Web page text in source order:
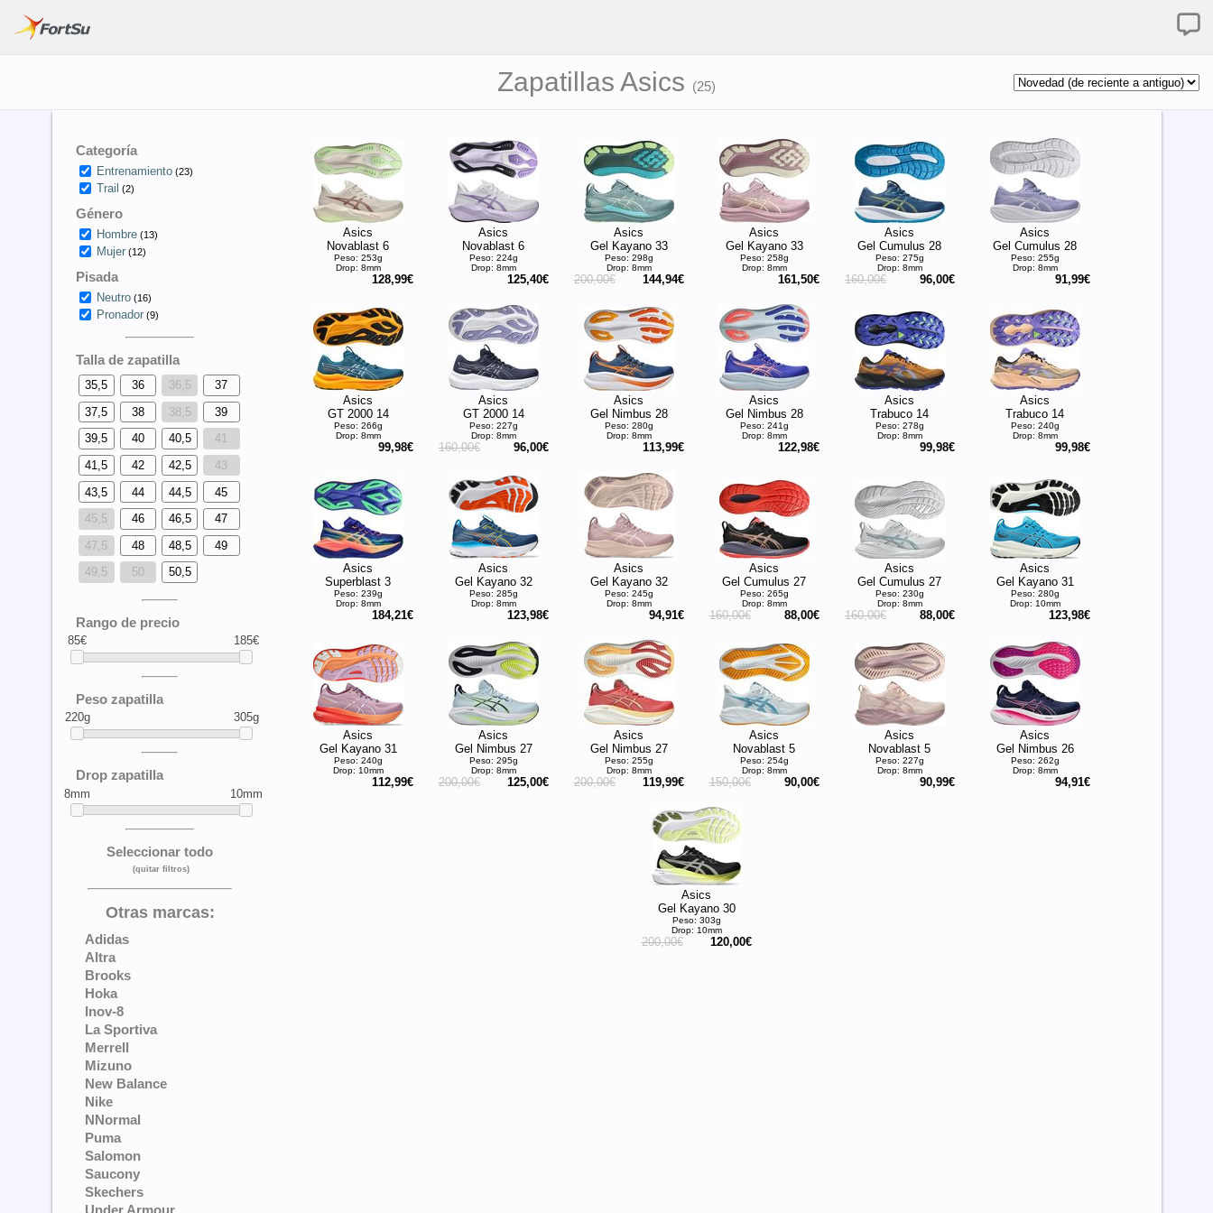
Zapatillas Asics (25)
Categoría
Entrenamiento(23)
Trail (2)
Género
Hombre(13)
Mujer(12)
Pisada
Neutro(16)
Pronador(9)
Talla de zapatilla
35,5 36 36,5
37
37,5
38 38,5
39
39,5
40 40,5
41
41,5
42 42,5
43
43,5
44 44,5
45
45,5
46 46,5
47
47,5
48 48,5
49
49,5
50 50,5
Rango de precio
85€ 185€
Peso zapatilla
220g 305g
Drop zapatilla
8mm 10mm
Seleccionar todo
(quitar filtros)
Otras marcas:
Adidas
Altra
Brooks
Hoka
Inov-8
La Sportiva
Merrell
Mizuno
New Balance
Nike
NNormal
Puma
Salomon
Saucony
Skechers
Asics
Novablast 6
Peso: 253g
Drop: 8mm
128,99€
Asics
Novablast 6
Peso: 224g
Drop: 8mm
125,40€
Asics
Gel Kayano 33
Peso: 298g
Drop: 8mm
200,00€ 144,94€
Asics
Gel Kayano 33
Peso: 258g
Drop: 8mm
161,50€
Asics
Gel Cumulus 28
Peso: 275g
Drop: 8mm
160,00€ 96,00€
Asics
Gel Cumulus 28
Peso: 255g
Drop: 8mm
91,99€
Asics
GT 2000 14
Peso: 266g
Drop: 8mm
99,98€
Asics
GT 2000 14
Peso: 227g
Drop: 8mm
160,00€ 96,00€
Asics
Gel Nimbus 28
Peso: 280g
Drop: 8mm
113,99€
Asics
Gel Nimbus 28
Peso: 241g
Drop: 8mm
122,98€
Asics
Trabuco 14
Peso: 278g
Drop: 8mm
99,98€
Asics
Trabuco 14
Peso: 240g
Drop: 8mm
99,98€
Asics
Superblast 3
Peso: 239g
Drop: 8mm
184,21€
Asics
Gel Kayano 32
Peso: 285g
Drop: 8mm
123,98€
Asics
Gel Kayano 32
Peso: 245g
Drop: 8mm
94,91€
Asics
Gel Cumulus 27
Peso: 265g
Drop: 8mm
160,00€ 88,00€
Asics
Gel Cumulus 27
Peso: 230g
Drop: 8mm
160,00€ 88,00€
Asics
Gel Kayano 31
Peso: 280g
Drop: 10mm
123,98€
Asics
Gel Kayano 31
Peso: 240g
Drop: 10mm
112,99€
Asics
Gel Nimbus 27
Peso: 295g
Drop: 8mm
200,00€ 125,00€
Asics
Gel Nimbus 27
Peso: 255g
Drop: 8mm
200,00€ 119,99€
Asics
Novablast 5
Peso: 254g
Drop: 8mm
150,00€ 90,00€
Asics
Novablast 5
Peso: 227g
Drop: 8mm
90,99€
Asics
Gel Nimbus 26
Peso: 262g
Drop: 8mm
94,91€
Asics
Gel Kayano 30
Peso: 303g
Drop: 10mm
200,00€ 120,00€